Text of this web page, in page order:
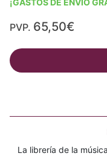
¡GASTOS DE ENVÍO
PVP. 65,50€
La librería de la